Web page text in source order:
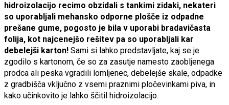
hidroizolacijo recimo obzidali s tankimi zidaki, nekateri
so uporabljali mehansko odporne plošče iz odpadne
prešane gume, pogosto je bila v uporabi bradavičasta
folija, kot najcenejšo rešitev pa so uporabljali kar
debelejši karton! Sami si lahko predstavljate, kaj se je
zgodilo s kartonom, če so za zasutje namesto zaobljenega
prodca ali peska vgradili lomljenec, debelejše skale, odpadke
z gradbišča vključno z vsemi praznimi pločevinkami piva, in
kako učinkovito je lahko ščitil hidroizolacijo.